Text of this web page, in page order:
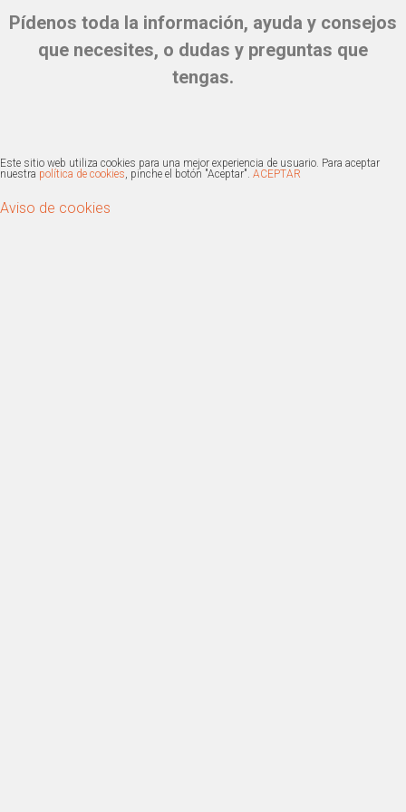
Pídenos toda la información, ayuda y consejos
que necesites, o dudas y preguntas que
tengas.
Este sitio web utiliza cookies para una mejor experiencia de usuario. Para aceptar
nuestra política de cookies, pinche el botón "Aceptar". ACEPTAR
Aviso de cookies